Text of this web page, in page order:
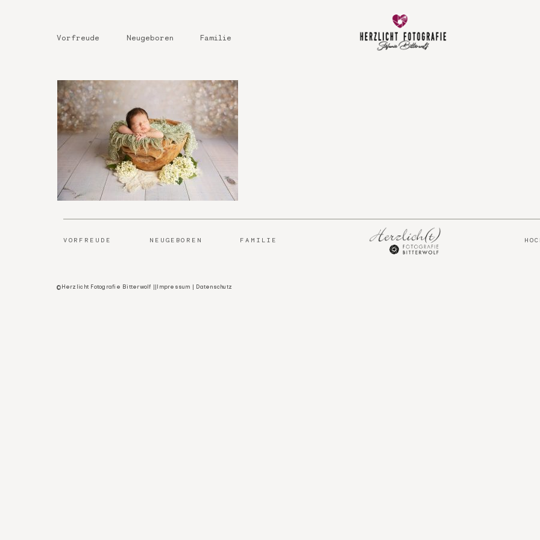
Vorfreude Neugeboren Familie
VORFREUDE NEUGEBOREN FAMILIE
©Herzlicht Fotografie Bitterwolf || Impressum
Datenschutz
Über mich